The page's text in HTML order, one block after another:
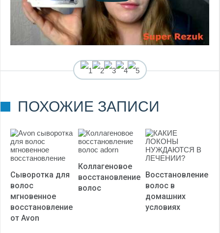
ПОХОЖИЕ ЗАПИСИ
Сыворотка для
волос
мгновенное
восстановление
от Avon
Коллагеновое
восстановление
волос
Восстановление
волос в
домашних
условиях